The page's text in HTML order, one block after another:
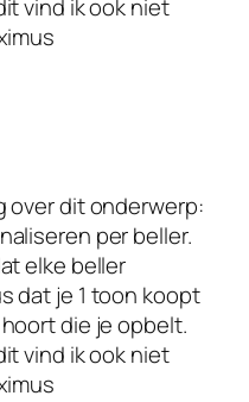
vind ik ook niet
over dit onderwerp:
per beller.
elke beller
dat je 1 toon koopt
die je opbelt.
vind ik ook niet